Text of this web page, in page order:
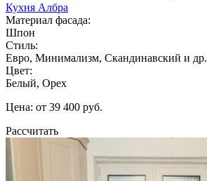
Кухня Албра
Материал фасада:
Шпон
Стиль:
Евро, Минимализм, Скандинавский и др.
Цвет:
Белый, Орех
Цена: от 39 400 руб.
Рассчитать